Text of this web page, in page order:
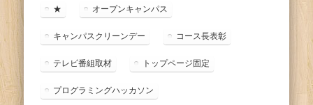
ー ★ オープンキャンパス
キャンパスクリーンデー コース長表彰
テレビ番組取材 トップページ固定
プログラミングハッカソン